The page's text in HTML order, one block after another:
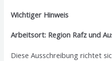
Wichtiger Hinweis
Arbeitsort: Region Rafz und
Diese Ausschreibung richtet